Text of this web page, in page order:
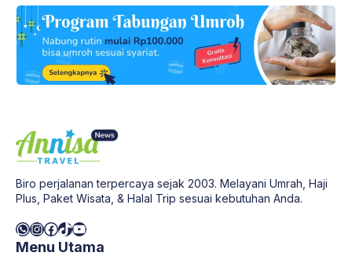
Biro perjalanan terpercaya sejak 2003. Melayani Umrah, Haji
Plus, Paket Wisata, & Halal Trip sesuai kebutuhan Anda.
WhatsApp
Instagram
Facebook
TikTok
YouTube
Menu Utama